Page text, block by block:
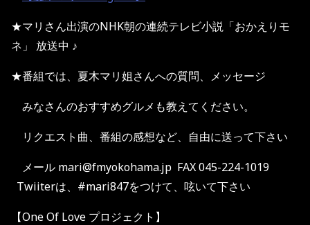
★マリさん出演のNHK朝の連続テレビ小説「おかえりモ
ネ」 放送中 ♪
★番組では、夏木マリ姐さんへの質問、メッセージ
みなさんのおすすめグルメも教えてください。
リクエスト曲、番組の感想など、自由に送って下さい
メール mari@fmyokohama.jp FAX 045-224-1019
Twiiterは、#mari847をつけて、呟いて下さい
【One Of Love プロジェクト】